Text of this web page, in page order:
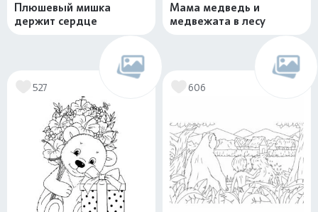
Плюшевый мишка
держит сердце
Мама медведь и
медвежата в лесу
527 606